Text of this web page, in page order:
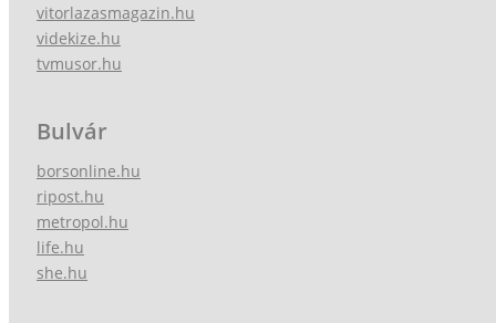
vitorlazasmagazin.hu
videkize.hu
tvmusor.hu
Bulvár
borsonline.hu
ripost.hu
metropol.hu
life.hu
she.hu